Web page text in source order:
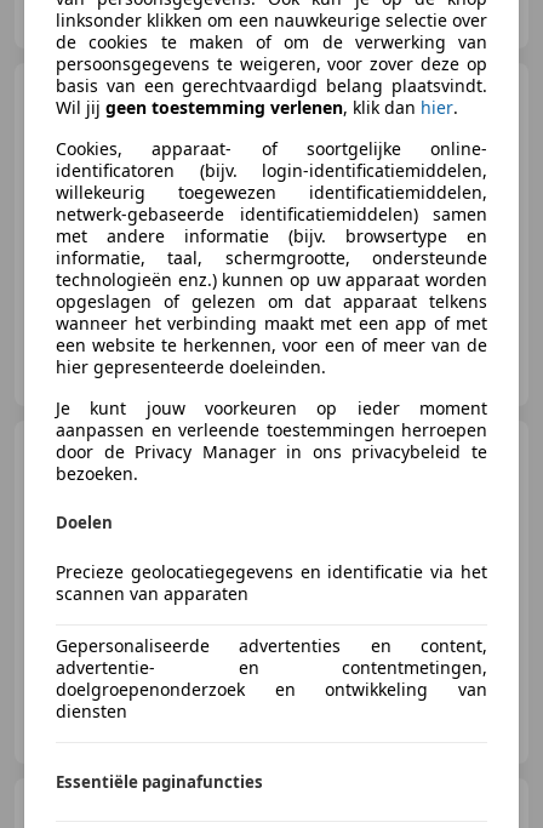
NL-7671 SB VRIEZENVEEN
Suzuki SwiftSwift 1.3 GS
€ 2.490
04/1993 110.180 km Benzine 50 kW (68 PK)
Heinen GmbH
DE-41352 Korschenbroich
Suzuki Swift1.3 CABRIO (
06/1992 88.056 km Benzine 50 kW (68 PK)
Superauto Atena Lucana
linksonder klikken om een nauwkeurige selectie over
de cookies te maken of om de verwerking van
persoonsgegevens te weigeren, voor zover deze op
basis van een gerechtvaardigd belang plaatsvindt.
Wil jij geen toestemming verlenen, klik dan hier.
Cookies, apparaat- of soortgelijke online-
identificatoren (bijv. login-identificatiemiddelen,
willekeurig toegewezen identificatiemiddelen,
netwerk-gebaseerde identificatiemiddelen) samen
met andere informatie (bijv. browsertype en
informatie, taal, schermgrootte, ondersteunde
technologieën enz.) kunnen op uw apparaat worden
opgeslagen of gelezen om dat apparaat telkens
wanneer het verbinding maakt met een app of met
een website te herkennen, voor een of meer van de
hier gepresenteerde doeleinden.
Je kunt jouw voorkeuren op ieder moment
aanpassen en verleende toestemmingen herroepen
door de Privacy Manager in ons privacybeleid te
bezoeken.
Doelen
Precieze geolocatiegegevens en identificatie via het
scannen van apparaten
Gepersonaliseerde advertenties en content,
advertentie- en contentmetingen,
doelgroepenonderzoek en ontwikkeling van
diensten
Essentiële paginafuncties